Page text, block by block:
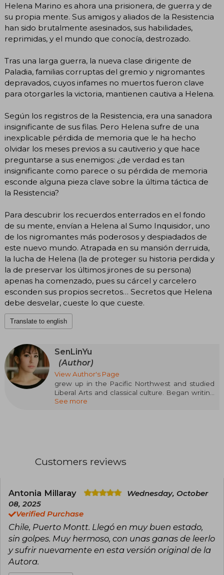
Helena Marino es ahora una prisionera, de guerra y de
su propia mente. Sus amigos y aliados de la Resistencia
han sido brutalmente asesinados, sus habilidades,
reprimidas, y el mundo que conocía, destrozado.
Tras una larga guerra, la nueva clase dirigente de
Paladia, familias corruptas del gremio y nigromantes
depravados, cuyos infames no muertos fueron clave
para otorgarles la victoria, mantienen cautiva a Helena.
Según los registros de la Resistencia, era una sanadora
insignificante de sus filas. Pero Helena sufre de una
inexplicable pérdida de memoria que le ha hecho
olvidar los meses previos a su cautiverio y que hace
preguntarse a sus enemigos: ¿de verdad es tan
insignificante como parece o su pérdida de memoria
esconde alguna pieza clave sobre la última táctica de
la Resistencia?
Para descubrir los recuerdos enterrados en el fondo
de su mente, envían a Helena al Sumo Inquisidor, uno
de los nigromantes más poderosos y despiadados de
este nuevo mundo. Atrapada en su mansión derruida,
la lucha de Helena (la de proteger su historia perdida y
la de preservar los últimos jirones de su persona)
apenas ha comenzado, pues su cárcel y carcelero
esconden sus propios secretos… Secretos que Helena
debe desvelar, cueste lo que cueste.
Translate to english
SenLinYu
(Author)
View Author's Page
grew up in the Pacific Northwest and studied
Liberal Arts and classical culture. Began writing
in the Notes app on their mobile phone during
See more
Customers reviews
Antonia Millaray
Wednesday, October
08, 2025
Verified Purchase
Chile, Puerto Montt. Llegó en muy buen estado,
sin golpes. Muy hermoso, con unas ganas de leerlo
y sufrir nuevamente en esta versión original de la
Autora.